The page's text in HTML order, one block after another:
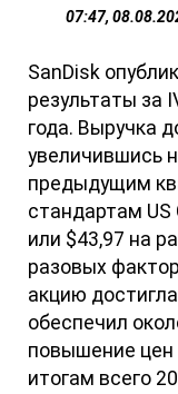
07:47,
SanDisk
результаты за
года. Выручка
увеличившись
предыдущим
стандартам US
или $43,97 на
разовых
акцию
обеспечил
повышение
итогам всего